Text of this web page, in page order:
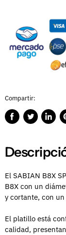
Compartir:
CompartirPublicar
El SABIAN B8X
B8X con un
y cortante, con
El platillo está
calidad,